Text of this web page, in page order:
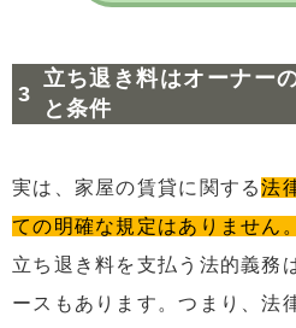
立ち退き料はオーナー
と条件
実は、家屋の賃貸に関する法
ての明確な規定はありません。
立ち退き料を支払う法的義務
ースもあります。つまり、法